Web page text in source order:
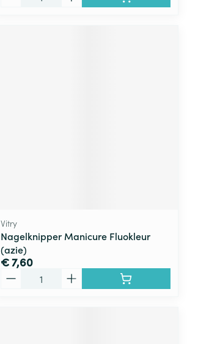
Vitry
Nagelknipper Manicure Fluokleur
(azie)
€ 7,60